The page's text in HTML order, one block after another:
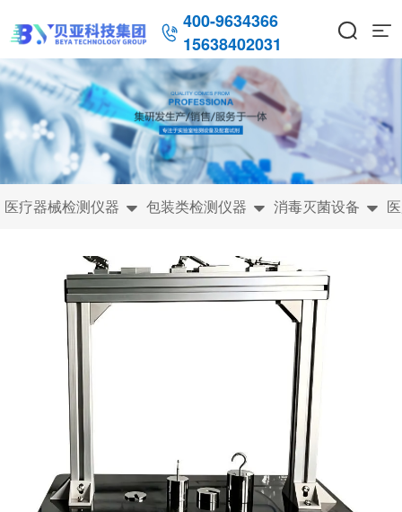
 400-9634366
15638402031
 
医疗器械检测仪器  包装类检测仪器  消毒灭菌设备 